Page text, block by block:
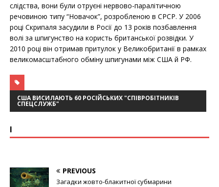
слідства, вони були отруєні нервово-паралітичною
речовиною типу “Новачок”, розробленою в СРСР. У 2006
році Скрипаля засудили в Росії до 13 років позбавлення
волі за шпигунство на користь британської розвідки. У
2010 році він отримав притулок у Великобританії в рамках
великомасштабного обміну шпигунами між США й РФ.
США ВИСИЛАЮТЬ 60 РОСІЙСЬКИХ "СПІВРОБІТНИКІВ
СПЕЦСЛУЖБ"
І
PREVIOUS
Загадки жовто-блакитної субмарини